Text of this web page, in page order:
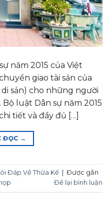
năm 2015 của Việt
giao tài sản của
sản) cho những người
luật Dân sự năm 2015
tiết và đầy đủ […]
ĐỌC →
Đáp Về Thừa Kế
Được gắn
Để lại bình luận